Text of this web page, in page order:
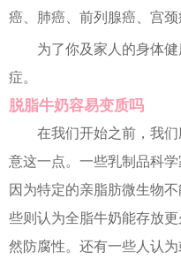
癌、肺癌、前列腺癌、宫颈
为了你及家人的身体
症。
脱脂牛奶容易变质吗
在我们开始之前，我
意这一点。一些乳制品科
因为特定的亲脂肪微生物
些则认为全脂牛奶能存放
然防腐性。还有一些人认